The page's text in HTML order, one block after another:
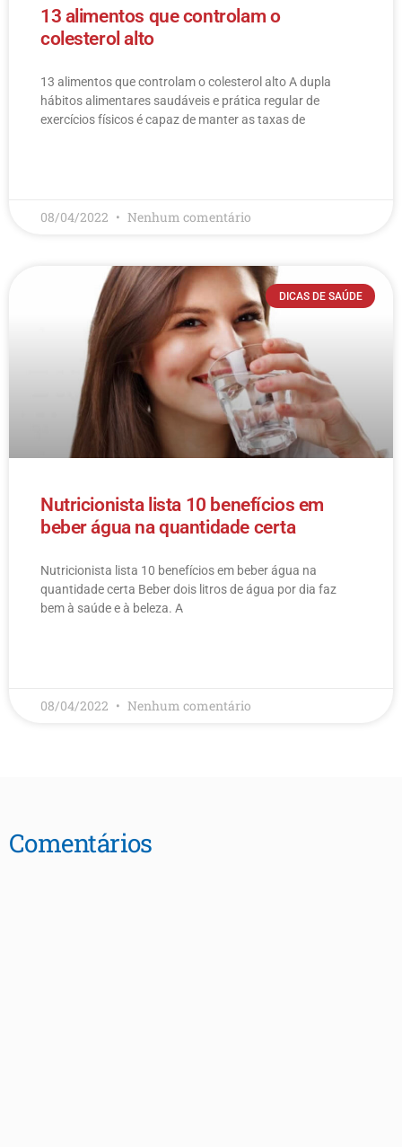
13 alimentos que controlam o
colesterol alto
13 alimentos que controlam o colesterol alto​ A dupla
hábitos alimentares saudáveis e prática regular de
exercícios físicos é capaz de manter as taxas de
08/04/2022 Nenhum comentário
DICAS DE SAÚDE
Nutricionista lista 10 benefícios em
beber água na quantidade certa
Nutricionista lista 10 benefícios em beber água na
quantidade certa Beber dois litros de água por dia faz
bem à saúde e à beleza. A
08/04/2022 Nenhum comentário
Comentários